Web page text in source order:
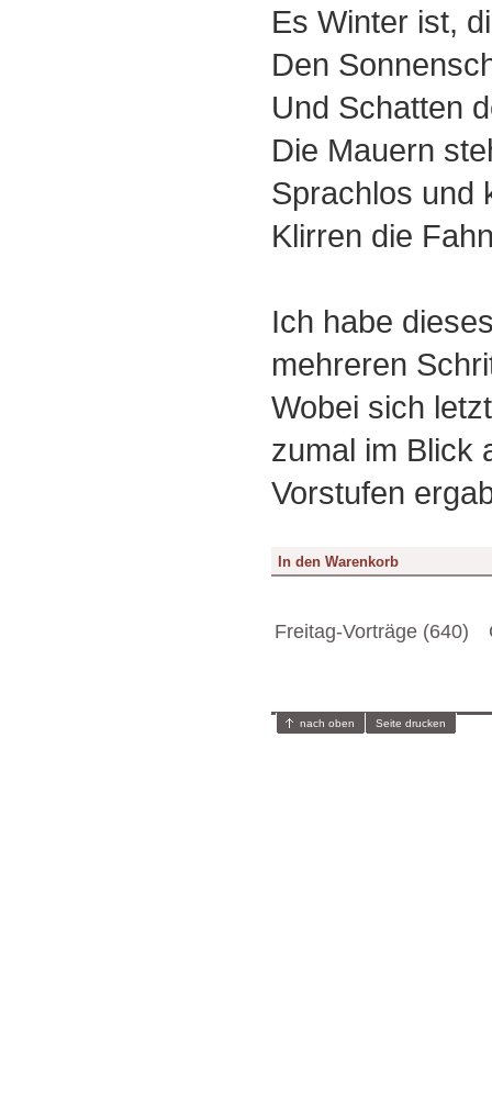
Es Winter ist,
Den
Und Schatten
Die Mauern
Sprachlos und
Klirren die
Ich habe
mehreren
Wobei sich
zumal im Blick
Vorstufen
Freitag-Vorträge (640)
nach oben Seite drucken